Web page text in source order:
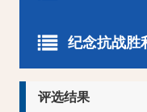
获奖作品
入展作品
特邀作品
纪念抗战胜
特邀作品
评选结果